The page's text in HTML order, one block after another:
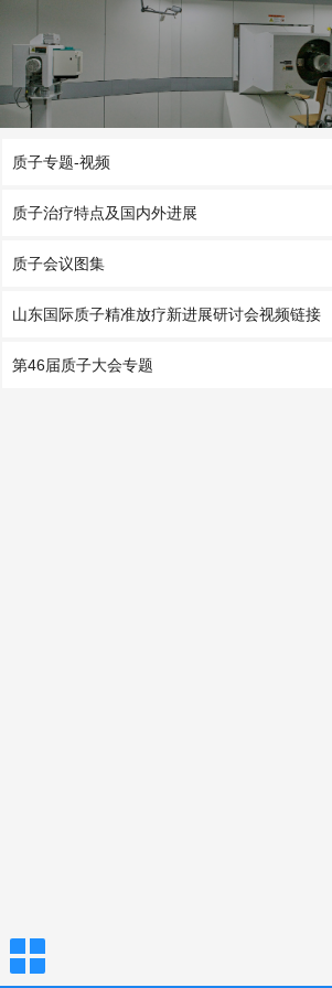
质子专题-视频
质子治疗特点及国内外进展
质子会议图集
山东国际质子精准放疗新进展研讨会视频链接
第46届质子大会专题